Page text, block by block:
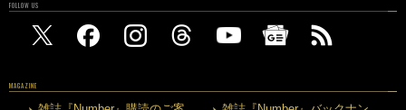
FOLLOW US
MAGAZINE